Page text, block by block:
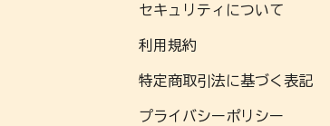
セキュリティについて
利用規約
特定商取引法に基づく表記
プライバシーポリシー